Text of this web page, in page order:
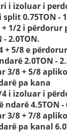
i izoluar i
0.75TON -
1/2 i përdorur
2.0TON.
+ 5/8 e
2.0TON -
3/8 + 5/8
pa kana
4 i izoluar i
4.5TON -
3/8 + 7/8
pa kanal